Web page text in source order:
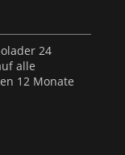
24
alle
12 Monate